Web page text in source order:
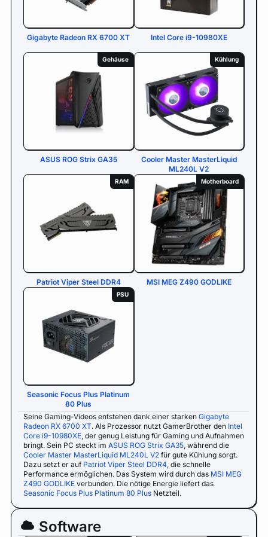
Gigabyte Radeon RX 6700 XT Intel Core i9-10980XE
Gehäuse
ASUS ROG Strix GA35
Kühlung
Cooler Master MasterLiquid
ML240L V2
RAM
Patriot Viper Steel DDR4
Motherboard
MSI MEG Z490 GODLIKE
PSU
Seasonic Focus Plus Platinum
80 Plus
Seine Gaming-Videos entstehen dank einer starken Gigabyte
Radeon RX 6700 XT. Als Prozessor nutzt GamerBrother den Intel
Core i9-10980XE, der genug Leistung für Gaming und Aufnahmen
bringt. Sein PC steckt im ASUS ROG Strix GA35, während die
Cooler Master MasterLiquid ML240L V2 für gute Kühlung sorgt.
Dazu setzt er auf Patriot Viper Steel DDR4, die schnelle
Performance ermöglichen. Das System wird durch das MSI MEG
Z490 GODLIKE verbunden. Die nötige Energie liefert das
Seasonic Focus Plus Platinum 80 Plus Netzteil.
Software